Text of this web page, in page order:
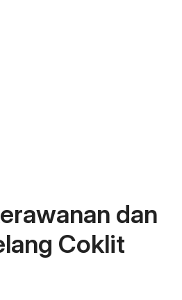
dan
Coklit